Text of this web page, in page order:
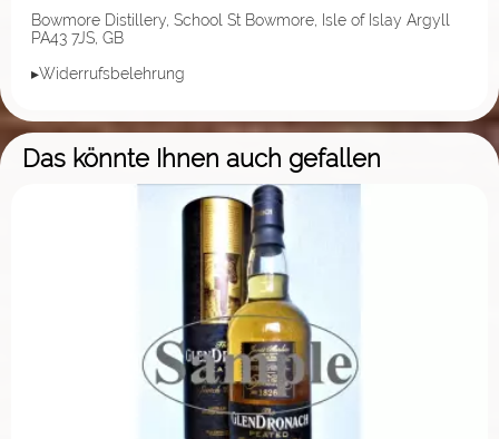
Bowmore Distillery, School St Bowmore, Isle of Islay Argyll
PA43 7JS, GB
▸Widerrufsbelehrung
Das könnte Ihnen auch gefallen